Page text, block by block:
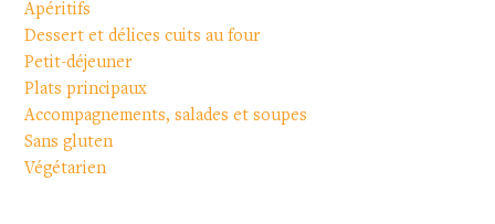
Apéritifs
Dessert et délices cuits au four
Petit-déjeuner
Plats principaux
Accompagnements, salades et soupes
Sans gluten
Végétarien